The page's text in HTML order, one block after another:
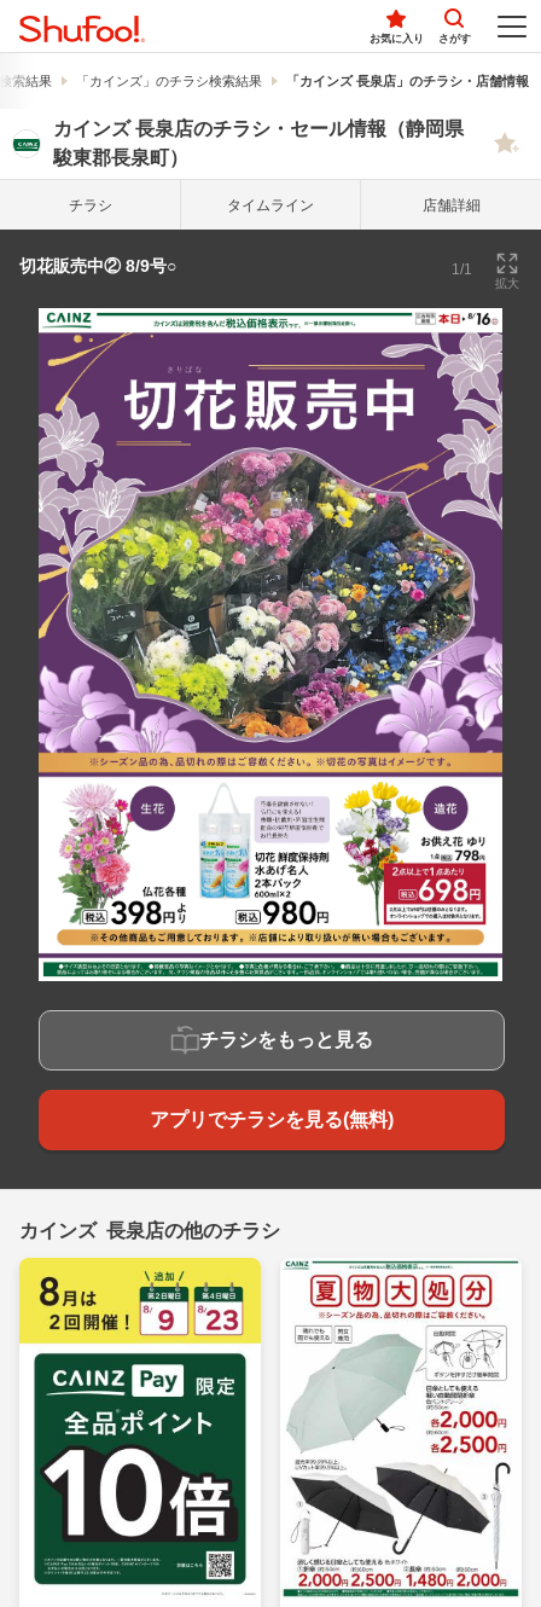
お気に入り さがす
索結果 「カインズ」のチラシ検索結果 「カインズ 長泉店」のチラシ・店舗情報
カインズ 長泉店のチラシ・セール情報（静岡県
駿東郡長泉町）
チラシ タイム ライン 店舗詳細
切花販売中② 8/9号○ 1/1
拡大
チラシをもっと見る
アプリでチラシを見る(無料)
カインズ 長泉店の他のチラシ